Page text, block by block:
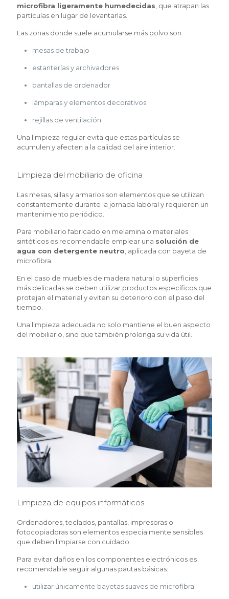
microfibra ligeramente humedecidas , que atrapan las
partículas en lugar de levantarlas.
Las zonas donde suele acumularse más polvo son:
mesas de trabajo
estanterías y archivadores
pantallas de ordenador
lámparas y elementos decorativos
rejillas de ventilación
Una limpieza regular evita que estas partículas se
acumulen y afecten a la calidad del aire interior.
Limpieza del mobiliario de oficina
Las mesas, sillas y armarios son elementos que se utilizan
constantemente durante la jornada laboral y requieren un
mantenimiento periódico.
Para mobiliario fabricado en melamina o materiales
sintéticos es recomendable emplear una solución de
agua con detergente neutro , aplicada con bayeta de
microfibra.
En el caso de muebles de madera natural o superficies
más delicadas se deben utilizar productos específicos que
protejan el material y eviten su deterioro con el paso del
tiempo.
Una limpieza adecuada no solo mantiene el buen aspecto
del mobiliario, sino que también prolonga su vida útil.
Limpieza de equipos informáticos
Ordenadores, teclados, pantallas, impresoras o
fotocopiadoras son elementos especialmente sensibles
que deben limpiarse con cuidado.
Para evitar daños en los componentes electrónicos es
recomendable seguir algunas pautas básicas:
utilizar únicamente bayetas suaves de microfibra